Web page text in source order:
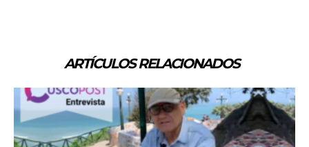
ARTÍCULOS RELACIONADOS